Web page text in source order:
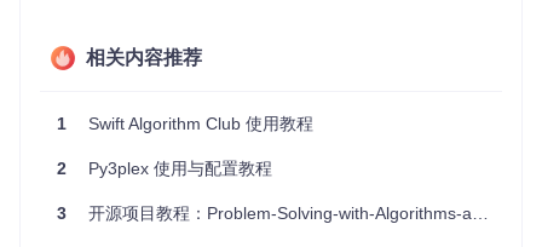
务调度。
用。
应用场景
相关内容推荐
1 Swift Algorithm Club 使用教程
2 Py3plex 使用与配置教程
3 开源项目教程：Problem-Solving-with-Algorithms-and-Data-Structures-using-Python